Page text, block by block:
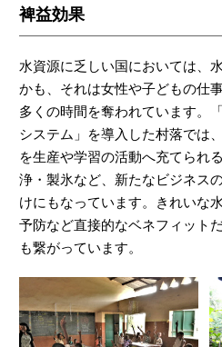
裨益効果
水資源に乏しい国においては、
かも、それは女性や子どもの仕
多くの時間を奪われています。
システム」を導入した村落では
を生産や学習の活動へ充てられ
浄・製氷など、新たなビジネス
けにもなっています。きれいな
予防など直接的なベネフィット
も繋がっています。